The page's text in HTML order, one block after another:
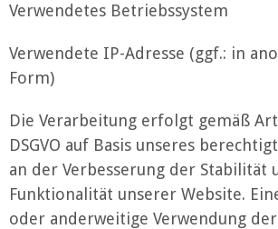
Verwendetes Betriebssystem
Verwendete IP-Adresse (ggf.: in
Form)
Die Verarbeitung erfolgt gemäß
DSGVO auf Basis unseres
an der Verbesserung der Stabilität
Funktionalität unserer Website.
oder anderweitige Verwendung